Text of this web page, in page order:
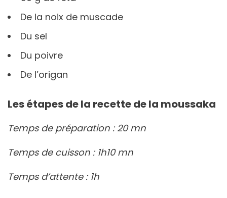
De la noix de muscade
Du sel
Du poivre
De l’origan
Les étapes de la recette de la moussaka
Temps de préparation : 20 mn
Temps de cuisson : 1h10 mn
Temps d’attente : 1h